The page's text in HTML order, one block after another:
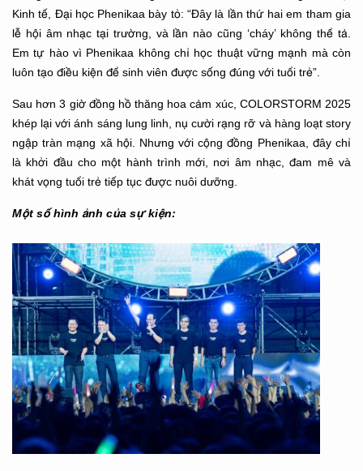
Kinh tế, Đại học Phenikaa bày tỏ: “Đây là lần thứ hai em tham gia
lễ hội âm nhạc tại trường, và lần nào cũng ‘cháy’ không thể tả.
Em tự hào vì Phenikaa không chỉ học thuật vững mạnh mà còn
luôn tạo điều kiện để sinh viên được sống đúng với tuổi trẻ”.
Sau hơn 3 giờ đồng hồ thăng hoa cảm xúc, COLORSTORM 2025
khép lại với ánh sáng lung linh, nụ cười rạng rỡ và hàng loạt story
ngập tràn mạng xã hội. Nhưng với cộng đồng Phenikaa, đây chỉ
là khởi đầu cho một hành trình mới, nơi âm nhạc, đam mê và
khát vọng tuổi trẻ tiếp tục được nuôi dưỡng.
Một số hình ảnh của sự kiện: